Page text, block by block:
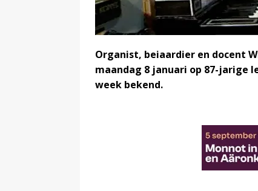
Organist, beiaardier en docent
maandag 8 januari op 87-jarige
week bekend.